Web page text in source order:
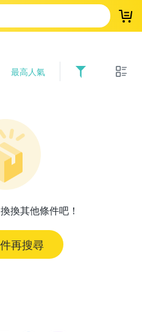
登
最高人氣
換其他條件吧！
再搜尋